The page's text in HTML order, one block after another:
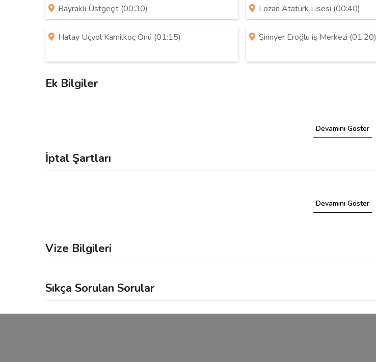
Bayraklı Üstgeçit (00:30) Lozan Atatürk Lisesi (00:40)
Hatay Üçyol Kamilkoç Önü (01:15) Şirinyer Eroğlu iş Merkezi (01:20)
Ek Bilgiler
Devamını Göster
İptal Şartları
Devamını Göster
Vize Bilgileri
Sıkça Sorulan Sorular